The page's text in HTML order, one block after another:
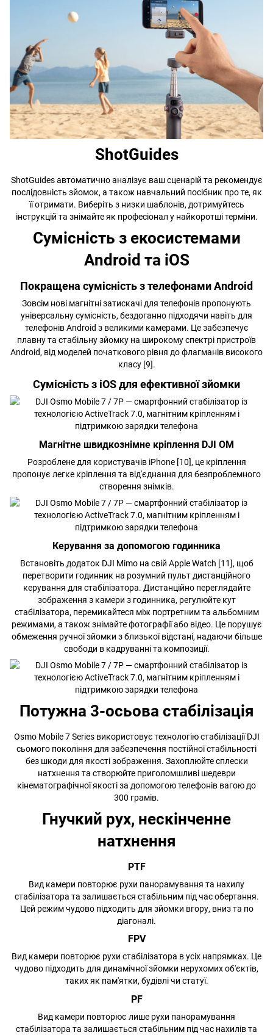
ShotGuides
ShotGuides автоматично аналізує ваш сценарій та рекомендує
послідовність зйомок, а також навчальний посібник про те, як
її отримати. Виберіть з низки шаблонів, дотримуйтесь
інструкцій та знімайте як професіонал у найкоротші терміни.
Сумісність з екосистемами
Android та iOS
Покращена сумісність з телефонами Android
Зовсім нові магнітні затискачі для телефонів пропонують
універсальну сумісність, бездоганно підходячи навіть для
телефонів Android з великими камерами. Це забезпечує
плавну та стабільну зйомку на широкому спектрі пристроїв
Android, від моделей початкового рівня до флагманів високого
класу [9].
Сумісність з iOS для ефективної зйомки
Магнітне швидкознімне кріплення DJI OM
Розроблене для користувачів iPhone [10], це кріплення
пропонує легке кріплення та від'єднання для безпроблемного
створення знімків.
Керування за допомогою годинника
Встановіть додаток DJI Mimo на свій Apple Watch [11], щоб
перетворити годинник на розумний пульт дистанційного
керування для стабілізатора. Дистанційно переглядайте
зображення з камери з годинника, регулюйте кут
стабілізатора, перемикайтеся між портретним та альбомним
режимами, а також знімайте фотографії або відео. Це порушує
обмеження ручної зйомки з близької відстані, надаючи більше
свободи в кадруванні та композиції.
Потужна 3-осьова стабілізація
Osmo Mobile 7 Series використовує технологію стабілізації DJI
сьомого покоління для забезпечення постійної стабільності
без шкоди для якості зображення. Захоплюйте сплески
натхнення та створюйте приголомшливі шедеври
кінематографічної якості за допомогою телефонів вагою до
300 грамів.
Гнучкий рух, нескінченне
натхнення
PTF
Вид камери повторює рухи панорамування та нахилу
стабілізатора та залишається стабільним під час обертання.
Цей режим чудово підходить для зйомки вгору, вниз та по
діагоналі.
FPV
Вид камери повторює рухи стабілізатора в усіх напрямках. Це
чудово підходить для динамічної зйомки нерухомих об'єктів,
таких як пам'ятки, будівлі чи статуї.
PF
Вид камери повторює лише рухи панорамування
стабілізатора та залишається стабільним під час нахилів та